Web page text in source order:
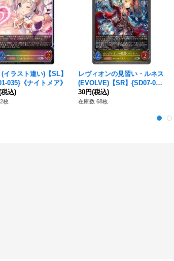
イラスト違い)【SL】
035}《ナイトメア》
税込)
枚
レヴィオンの見習い・ルネス
(EVOLVE)【SR】{SD07-01
4}《ロイヤル》
30円(税込)
在庫数 68枚